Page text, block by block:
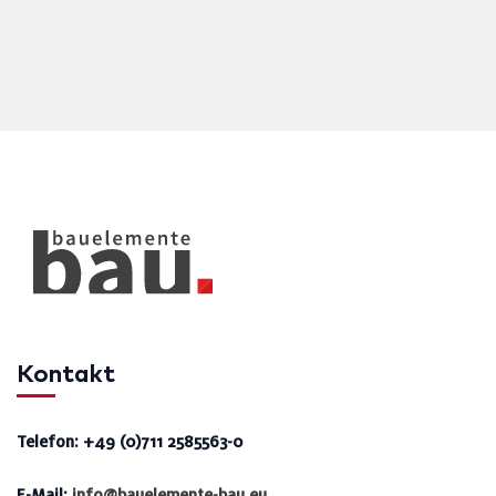
Kontakt
Telefon: +49 (0)711 2585563-0